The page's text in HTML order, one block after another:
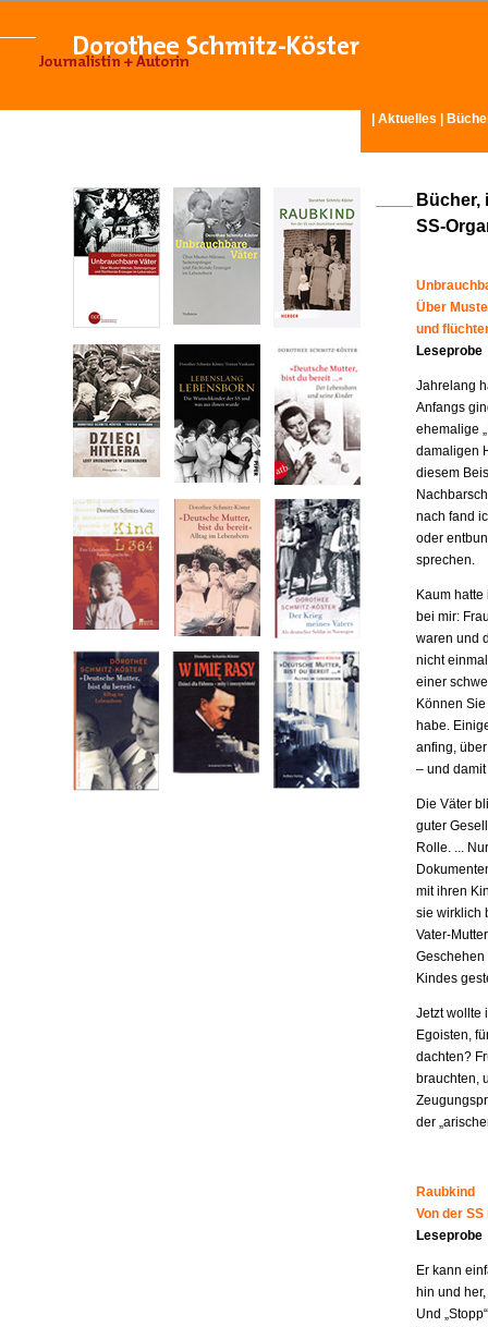
Aktuelles
Bücher,
SS-
Über
und
Leseprobe
Jahrelang
Anfangs
ehemalige
damaligen
diesem
nach fand
oder
sprechen.
Kaum
bei mir:
waren und
nicht
einer
Können
habe.
anfing,
– und
Die Väter
guter
Rolle. ...
mit ihren
sie wirklich
Vater-
Geschehen
Kindes
Jetzt wollte
Egoisten,
dachten?
brauchten,
der
Raubkind
Von der
Leseprobe
Er kann
hin und
Und